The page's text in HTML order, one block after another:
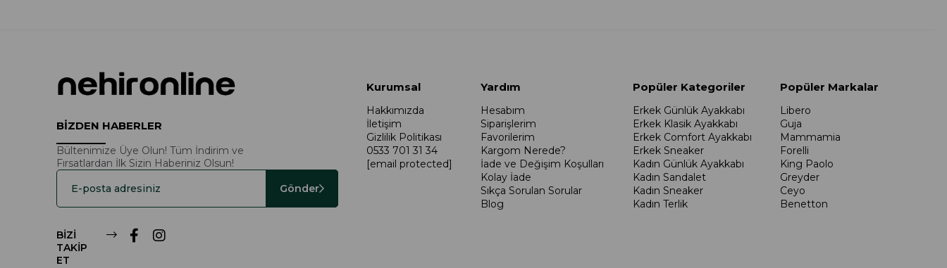
BİZDEN HABERLER
Bültenimize Üye Olun! Tüm İndirim ve
Fırsatlardan İlk Sizin Haberiniz Olsun!
Gönder
BİZİ
TAKİP
ET
Kurumsal
Hakkımızda
İletişim
Gizlilik Politikası
0533 701 31 34
[email protected]
Yardım
Hesabım
Siparişlerim
Favorilerim
Kargom Nerede?
İade ve Değişim Koşulları
Kolay İade
Sıkça Sorulan Sorular
Blog
Popüler Kategoriler
Erkek Günlük Ayakkabı
Erkek Klasik Ayakkabı
Erkek Comfort Ayakkabı
Erkek Sneaker
Kadın Günlük Ayakkabı
Kadın Sandalet
Kadın Sneaker
Kadın Terlik
Popüler Markalar
Libero
Guja
Mammamia
Forelli
King Paolo
Greyder
Ceyo
Benetton